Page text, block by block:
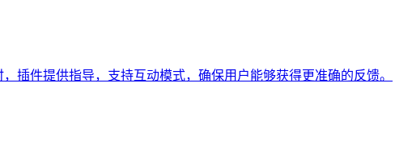
插件提供指导，支持互动模式，确保用户能够获得更准确的反馈。